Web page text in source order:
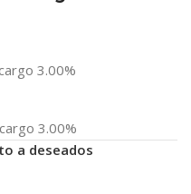
3.00%
3.00%
a deseados